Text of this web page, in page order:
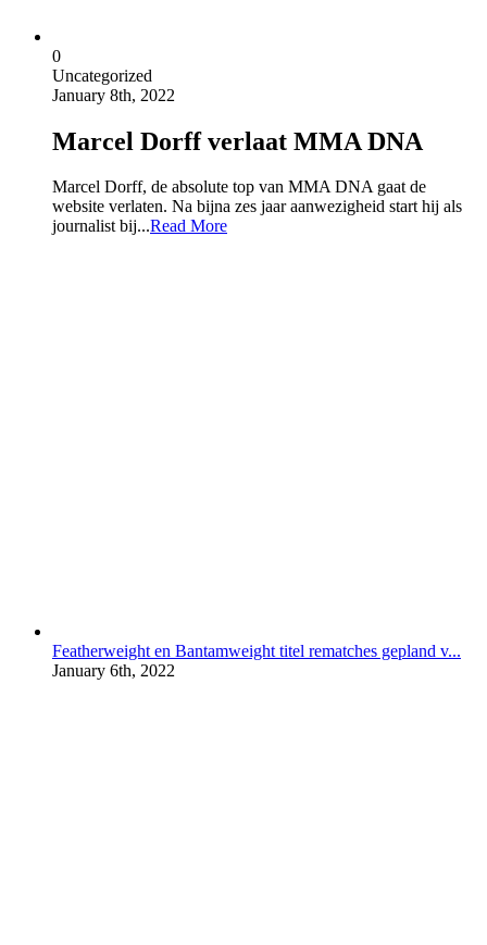
0
Uncategorized
January 8th, 2022
Marcel Dorff verlaat MMA DNA
Marcel Dorff, de absolute top van MMA DNA gaat de
website verlaten. Na bijna zes jaar aanwezigheid start hij als
journalist bij...Read More
Featherweight en Bantamweight titel rematches gepland v...
January 6th, 2022